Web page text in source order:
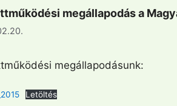
megállapodás a
megállapodásunk:
Letöltés